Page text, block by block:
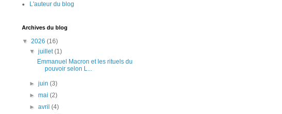
L'auteur du blog
Archives du blog
▼ 2026 (16)
▼juillet(1)
Emmanuel Macron et les rituels du
pouvoir selon L...
►juin(3)
►mai(2)
►avril(4)